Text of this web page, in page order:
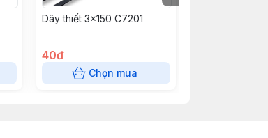
Dây thiết 3x150 C7201
40đ
Chọn mua